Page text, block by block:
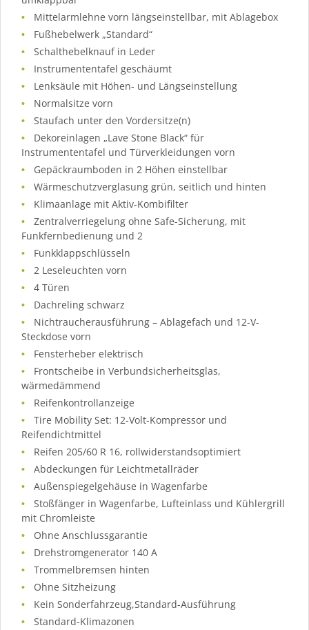
Mittelarmlehne vorn längseinstellbar, mit Ablagebox
Fußhebelwerk „Standard“
Schalthebelknauf in Leder
Instrumententafel geschäumt
Lenksäule mit Höhen- und Längseinstellung
Normalsitze vorn
Staufach unter den Vordersitze(n)
Dekoreinlagen „Lave Stone Black“ für
Instrumententafel und Türverkleidungen vorn
Gepäckraumboden in 2 Höhen einstellbar
Wärmeschutzverglasung grün, seitlich und hinten
Klimaanlage mit Aktiv-Kombifilter
Zentralverriegelung ohne Safe-Sicherung, mit
Funkfernbedienung und 2
Funkklappschlüsseln
2 Leseleuchten vorn
4 Türen
Dachreling schwarz
Nichtraucherausführung – Ablagefach und 12-V-
Steckdose vorn
Fensterheber elektrisch
Frontscheibe in Verbundsicherheitsglas,
wärmedämmend
Reifenkontrollanzeige
Tire Mobility Set: 12-Volt-Kompressor und
Reifendichtmittel
Reifen 205/60 R 16, rollwiderstandsoptimiert
Abdeckungen für Leichtmetallräder
Außenspiegelgehäuse in Wagenfarbe
Stoßfänger in Wagenfarbe, Lufteinlass und Kühlergrill
mit Chromleiste
Ohne Anschlussgarantie
Drehstromgenerator 140 A
Trommelbremsen hinten
Ohne Sitzheizung
Kein Sonderfahrzeug,Standard-Ausführung
Standard-Klimazonen